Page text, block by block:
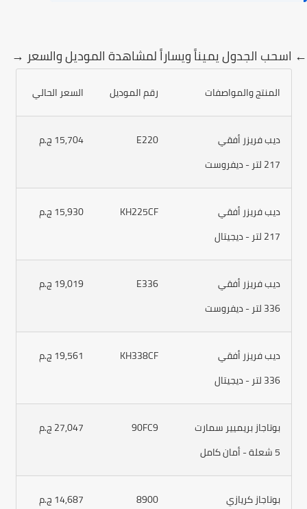
الجدول يميناً ويساراً لمشاهدة الموديل والسعر →
المنتج والمواصفات رقم الموديل السعر الحالي
ديب فريزر أفقي
217 لتر - ديفروست
E220 15,704 ج.م
ديب فريزر أفقي
217 لتر - ديجيتال
KH225CF 15,930 ج.م
ديب فريزر أفقي
336 لتر - ديفروست
E336 19,019 ج.م
ديب فريزر أفقي
336 لتر - ديجيتال
KH338CF 19,561 ج.م
بوتاجاز بريميير سمارت
90FC9 27,047 ج.م
بوتاجاز كريازي
8900 14,687 ج.م